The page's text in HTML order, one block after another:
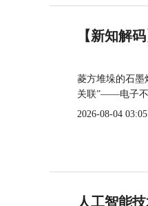
【新知解
菱方堆垛的石墨
关联”——电子不
2026-08-04 03:05
人工智能